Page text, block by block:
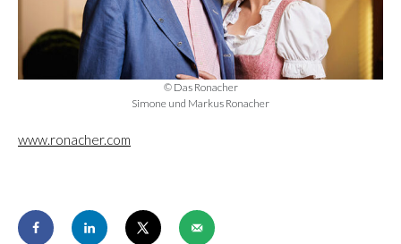
© Das Ronacher
Simone und Markus Ronacher
www.ronacher.com